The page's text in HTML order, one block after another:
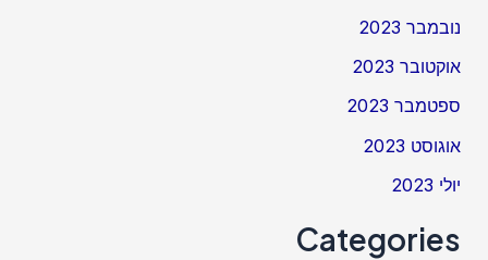
נובמבר 2023
אוקטובר 2023
ספטמבר 2023
אוגוסט 2023
יולי 2023
Categories